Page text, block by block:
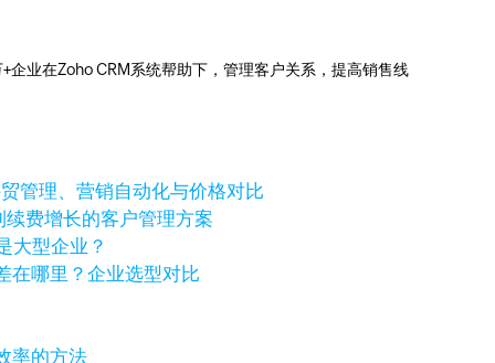
业在Zoho CRM系统帮助下，管理客户关系，提高销售线
管理、营销自动化与价格对比
费增长的客户管理方案
大型企业？
在哪里？企业选型对比
率的方法